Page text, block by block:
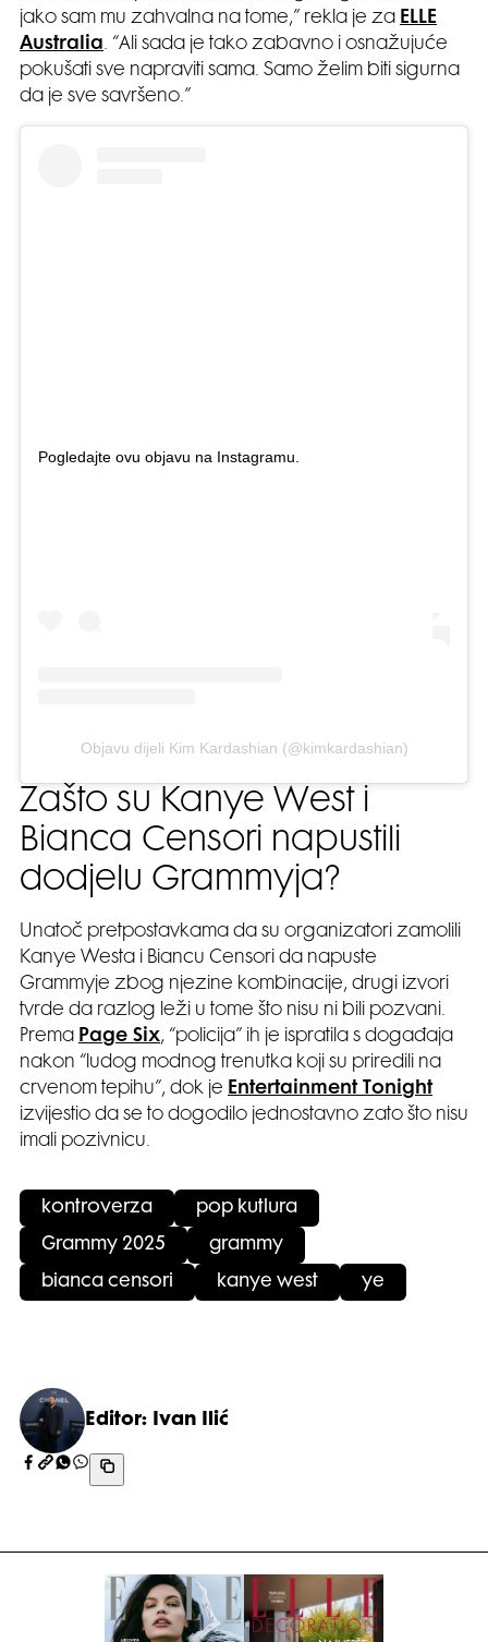
jako sam mu zahvalna na tome,” rekla je za ELLE
Australia. “Ali sada je tako zabavno i osnažujuće
pokušati sve napraviti sama. Samo želim biti sigurna
da je sve savršeno.”
Pogledajte ovu objavu na Instagramu.
Objavu dijeli Kim Kardashian (@kimkardashian)
Zašto su Kanye West i
Bianca Censori napustili
dodjelu Grammyja?
Unatoč pretpostavkama da su organizatori zamolili
Kanye Westa i Biancu Censori da napuste
Grammyje zbog njezine kombinacije, drugi izvori
tvrde da razlog leži u tome što nisu ni bili pozvani.
Prema Page Six, “policija” ih je ispratila s događaja
nakon “ludog modnog trenutka koji su priredili na
crvenom tepihu”, dok je Entertainment Tonight
izvijestio da se to dogodilo jednostavno zato što nisu
imali pozivnicu.
kontroverza pop kutlura
Grammy 2025 grammy
bianca censori kanye west ye
Editor: Ivan Ilić